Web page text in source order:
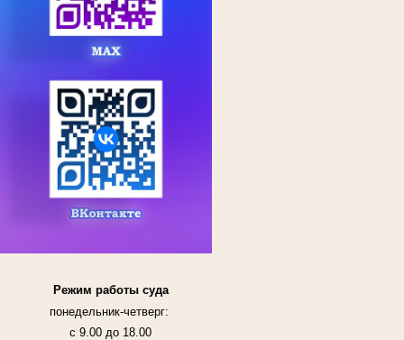
Режим работы суда
понедельник-четверг:
с 9.00 до 18.00